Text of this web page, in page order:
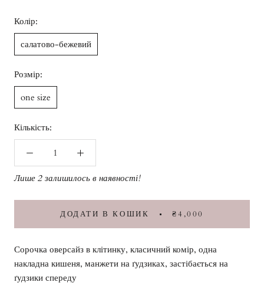
Колір:
салатово-бежевий
Розмір:
one size
Кількість:
Лише 2 залишилось в наявності!
ДОДАТИ В КОШИК ₴4,000
Сорочка оверсайз в клітинку, класичний комір, одна
накладна кишеня, манжети на ґудзиках, застібається на
ґудзики спереду